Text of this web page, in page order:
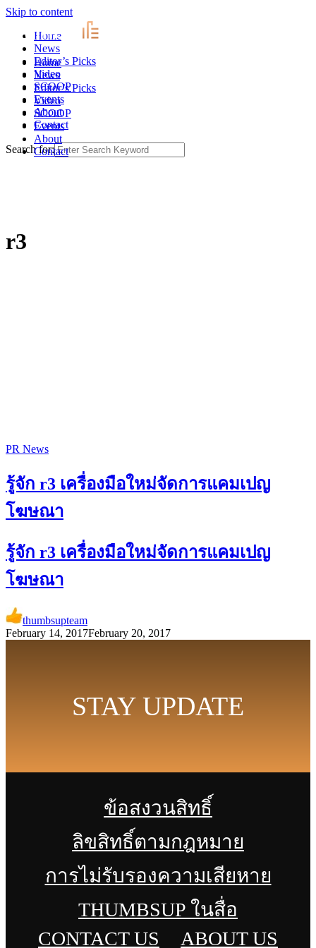
Skip to content
Home
News
Editor’s Picks
Video
SCOOP
Events
About
Contact
Home
News
Editor’s Picks
Video
SCOOP
Events
About
Contact
Search for:
r3
PR News
รู้จัก r3 เครื่องมือใหม่จัดการแคมเปญ
โฆษณา
รู้จัก r3 เครื่องมือใหม่จัดการแคมเปญ
โฆษณา
thumbsupteam
February 14, 2017February 20, 2017
STAY UPDATE
ข้อสงวนสิทธิ์
ลิขสิทธิ์ตามกฎหมาย
การไม่รับรองความเสียหาย
THUMBSUP ในสื่อ
CONTACT US
ABOUT US